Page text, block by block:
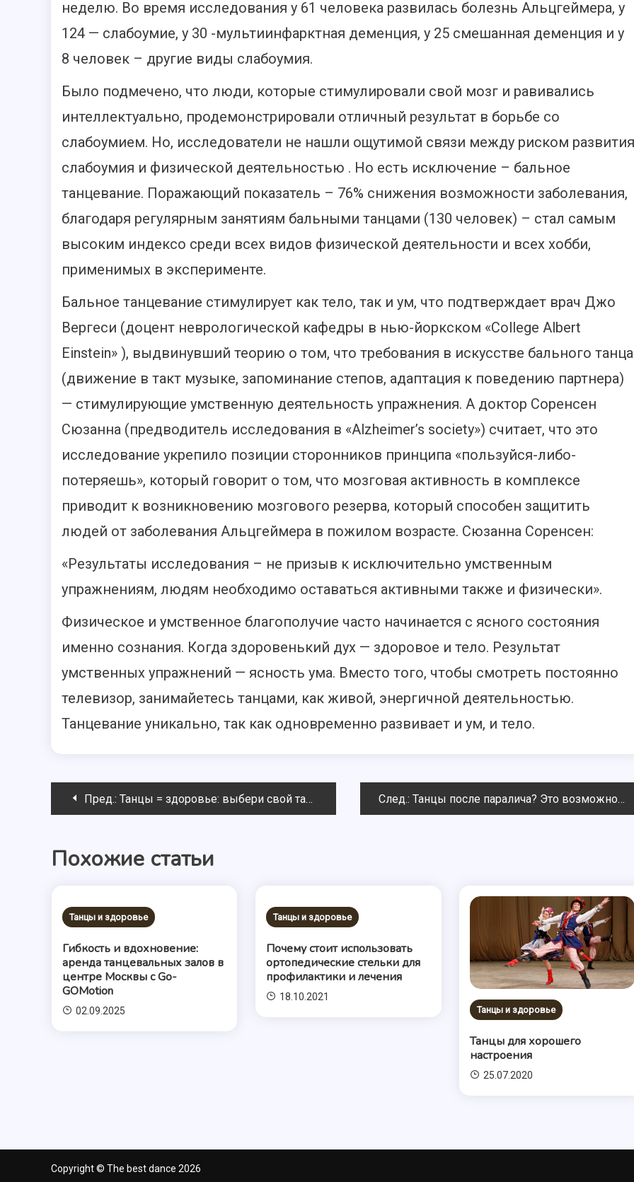
неделю. Во время исследования у 61 человека развилась болезнь Альцгеймера, у
124 — слабоумие, у 30 -мультиинфарктная деменция, у 25 смешанная деменция и у
8 человек – другие виды слабоумия.
Было подмечено, что люди, которые стимулировали свой мозг и равивались
интеллектуально, продемонстрировали отличный результат в борьбе со
слабоумием. Но, исследователи не нашли ощутимой связи между риском развития
слабоумия и физической деятельностью . Но есть исключение – бальное
танцевание. Поражающий показатель – 76% снижения возможности заболевания,
благодаря регулярным занятиям бальными танцами (130 человек) – стал самым
высоким индексо среди всех видов физической деятельности и всех хобби,
применимых в эксперименте.
Бальное танцевание стимулирует как тело, так и ум, что подтверждает врач Джо
Вергеси (доцент неврологической кафедры в нью-йоркском «College Albert
Einstein» ), выдвинувший теорию о том, что требования в искусстве бального танца
(движение в такт музыке, запоминание степов, адаптация к поведению партнера)
— стимулирующие умственную деятельность упражнения. А доктор Соренсен
Сюзанна (предводитель исследования в «Alzheimer’s society») считает, что это
исследование укрепило позиции сторонников принципа «пользуйся-либо-
потеряешь», который говорит о том, что мозговая активность в комплексе
приводит к возникновению мозгового резерва, который способен защитить
людей от заболевания Альцгеймера в пожилом возрасте. Сюзанна Соренсен:
«Результаты исследования – не призыв к исключительно умственным
упражнениям, людям необходимо оставаться активными также и физически».
Физическое и умственное благополучие часто начинается с ясного состояния
именно сознания. Когда здоровенький дух — здоровое и тело. Результат
умственных упражнений — ясность ума. Вместо того, чтобы смотреть постоянно
телевизор, занимайетесь танцами, как живой, энергичной деятельностью.
Танцевание уникально, так как одновременно развивает и ум, и тело.
Навигация
записям
Пред.: Танцы = здоровье: выбери свой танец След.: Танцы после паралича? Это возможно!
Похожие статьи
Танцы и здоровье
Гибкость и вдохновение:
аренда танцевальных залов в
центре Москвы с Go-
GOMotion
02.09.2025
Танцы и здоровье
Почему стоит использовать
ортопедические стельки для
профилактики и лечения
18.10.2021
Танцы и здоровье
Танцы для хорошего
настроения
25.07.2020
Copyright © The best dance 2026